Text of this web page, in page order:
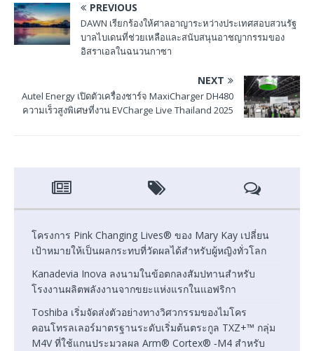
PREVIOUS
DAWN เรียกร้องให้ศาลอาญาระหว่างประเทศสอบสวนรัฐ
บาลไบเดนที่ช่วยเหลือและสนับสนุนอาชญากรรมของ
อิสราเอลในฉนวนกาซา
NEXT
Autel Energy เปิดตัวเครื่องชาร์จ MaxiCharger DH480
ความเร็วสูงพิเศษที่งาน EVCharge Live Thailand 2025
โครงการ Pink Changing Lives® ของ Mary Kay เปลี่ยน
เป้าหมายให้เป็นผลกระทบที่วัดผลได้สำหรับผู้หญิงทั่วโลก
Kanadevia Inova ลงนามในข้อตกลงสัมปทานสำหรับ
โรงงานผลิตพลังงานจากขยะแห่งแรกในแอฟริกา
Toshiba เริ่มจัดส่งตัวอย่างทางวิศวกรรมของไมโคร
คอนโทรลเลอร์มาตรฐานระดับเริ่มต้นตระกูล TXZ+™ กลุ่ม
M4V ที่ใช้แกนประมวลผล Arm® Cortex® ‑M4 สำหรับ